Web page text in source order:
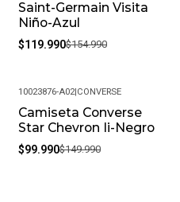
Saint-Germain Visita
Niño-Azul
$119.990$154.990
-33%
10023876-A02| CONVERSE
Camiseta Converse
Star Chevron Ii-Negro
$99.990$149.990